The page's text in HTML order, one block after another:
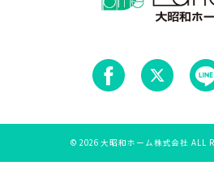
© 2026 大昭和ホーム株式会社 ALL